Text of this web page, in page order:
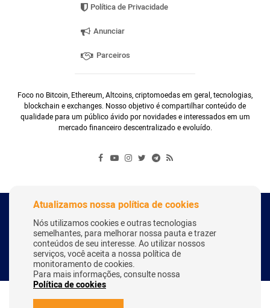
Política de Privacidade
Anunciar
Parceiros
Foco no Bitcoin, Ethereum, Altcoins, criptomoedas em geral, tecnologias,
blockchain e exchanges. Nosso objetivo é compartilhar conteúdo de
qualidade para um público ávido por novidades e interessados em um
mercado financeiro descentralizado e evoluído.
Copyright Webitcoin 2018 - Todos os Direitos Reservados
Desenvolvido por: Herick Correa
Atualizamos nossa política de cookies
Nós utilizamos cookies e outras tecnologias
semelhantes, para melhorar nossa pauta e trazer
conteúdos de seu interesse. Ao utilizar nossos
serviços, você aceita a nossa política de
monitoramento de cookies.
Para mais informações, consulte nossa
Política de cookies